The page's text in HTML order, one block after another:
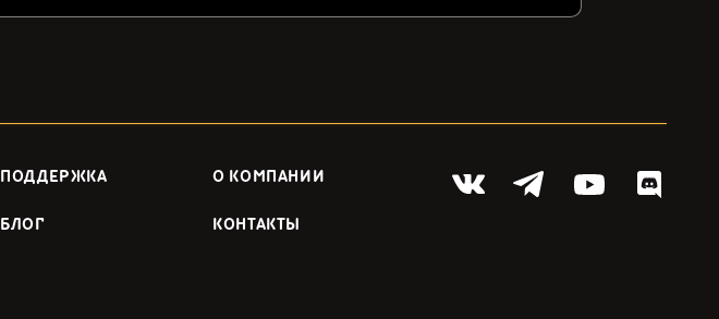
ПОДДЕРЖКА О КОМПАНИИ
БЛОГ КОНТАКТЫ